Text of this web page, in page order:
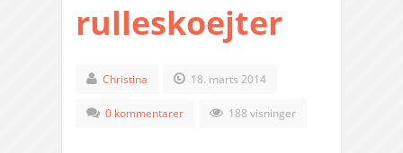
rulleskoejter
Christina 18. marts 2014
0 kommentarer 188 visninger